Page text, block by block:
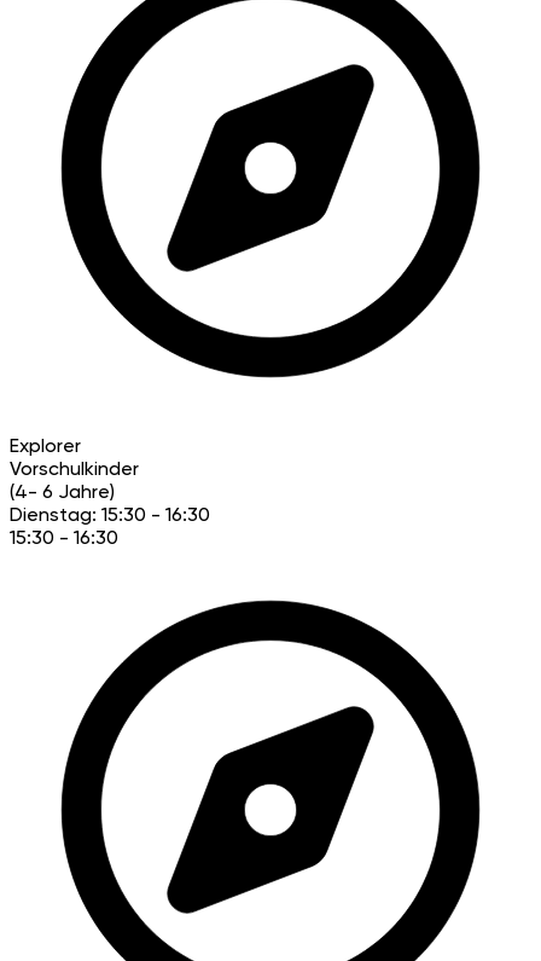
Explorer
Vorschulkinder
(4- 6 Jahre)
Dienstag: 15:30 - 16:30
15:30 - 16:30